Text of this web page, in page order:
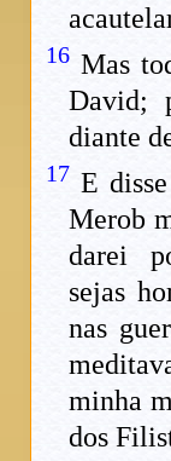
16 Mas
David;
diante
17 E
Merob
darei
sejas
nas
minha
dos